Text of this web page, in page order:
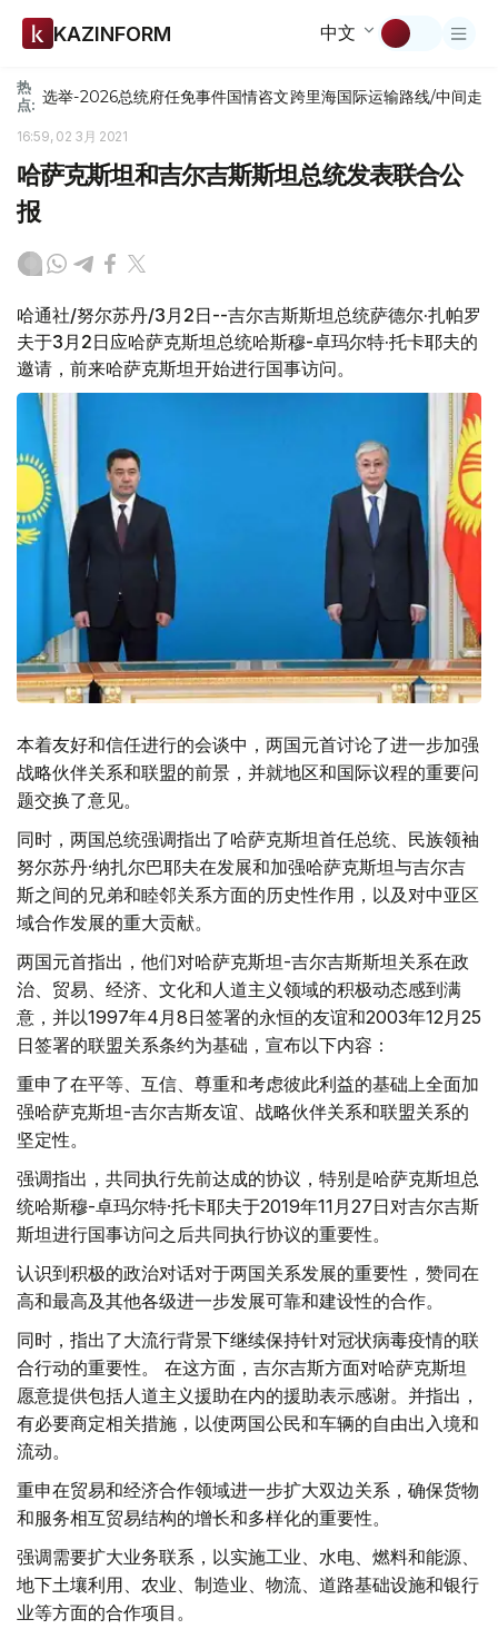
KAZINFORM 中文
热
点: 选举-2026总统府任免事件国情咨文跨里海国际运输路线/中间走廊
16:59, 02 3月 2021
哈萨克斯坦和吉尔吉斯斯坦总统发表联合公
报
哈通社/努尔苏丹/3月2日--吉尔吉斯斯坦总统萨德尔·扎帕罗
夫于3月2日应哈萨克斯坦总统哈斯穆-卓玛尔特·托卡耶夫的
邀请，前来哈萨克斯坦开始进行国事访问。
本着友好和信任进行的会谈中，两国元首讨论了进一步加强
战略伙伴关系和联盟的前景，并就地区和国际议程的重要问
题交换了意见。
同时，两国总统强调指出了哈萨克斯坦首任总统、民族领袖
努尔苏丹·纳扎尔巴耶夫在发展和加强哈萨克斯坦与吉尔吉
斯之间的兄弟和睦邻关系方面的历史性作用，以及对中亚区
域合作发展的重大贡献。
两国元首指出，他们对哈萨克斯坦-吉尔吉斯斯坦关系在政
治、贸易、经济、文化和人道主义领域的积极动态感到满
意，并以1997年4月8日签署的永恒的友谊和2003年12月25
日签署的联盟关系条约为基础，宣布以下内容：
重申了在平等、互信、尊重和考虑彼此利益的基础上全面加
强哈萨克斯坦-吉尔吉斯友谊、战略伙伴关系和联盟关系的
坚定性。
强调指出，共同执行先前达成的协议，特别是哈萨克斯坦总
统哈斯穆-卓玛尔特·托卡耶夫于2019年11月27日对吉尔吉斯
斯坦进行国事访问之后共同执行协议的重要性。
认识到积极的政治对话对于两国关系发展的重要性，赞同在
高和最高及其他各级进一步发展可靠和建设性的合作。
同时，指出了大流行背景下继续保持针对冠状病毒疫情的联
合行动的重要性。 在这方面，吉尔吉斯方面对哈萨克斯坦
愿意提供包括人道主义援助在内的援助表示感谢。并指出，
有必要商定相关措施，以使两国公民和车辆的自由出入境和
流动。
重申在贸易和经济合作领域进一步扩大双边关系，确保货物
和服务相互贸易结构的增长和多样化的重要性。
强调需要扩大业务联系，以实施工业、水电、燃料和能源、
地下土壤利用、农业、制造业、物流、道路基础设施和银行
业等方面的合作项目。